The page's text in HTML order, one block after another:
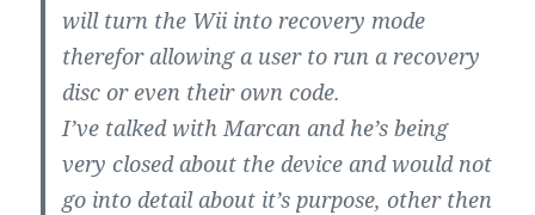
will turn the Wii into recovery mode
therefor allowing a user to run a recovery
disc or even their own code.
I’ve talked with Marcan and he’s being
very closed about the device and would not
go into detail about it’s purpose, other then